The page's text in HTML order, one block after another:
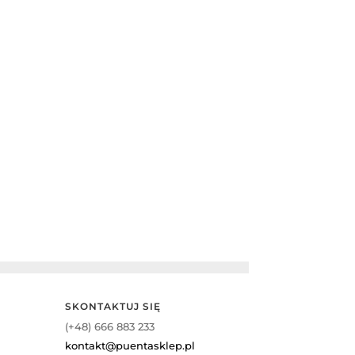
SKONTAKTUJ SIĘ
(+48) 666 883 233
kontakt@puentasklep.pl